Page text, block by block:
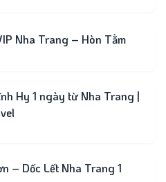
Nha Trang – Hòn Tằm
Hy 1 ngày từ Nha Trang |
– Dốc Lết Nha Trang 1